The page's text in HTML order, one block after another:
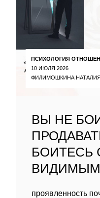
ПСИХОЛОГИЯ
10 ИЮЛЯ 2026
ФИЛИМОШКИНА НАТАЛИЯ
ВЫ НЕ
БОИТЕСЬ
проявленность